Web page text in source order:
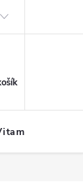
odstoupení od
a